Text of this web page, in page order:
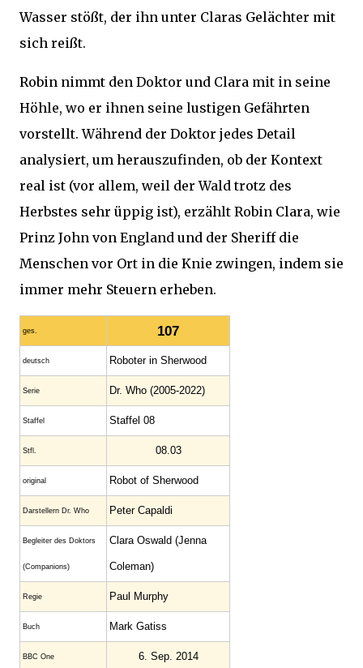
Wasser stößt, der ihn unter Claras Gelächter mit
sich reißt.
Robin nimmt den Doktor und Clara mit in seine
Höhle, wo er ihnen seine lustigen Gefährten
vorstellt. Während der Doktor jedes Detail
analysiert, um herauszufinden, ob der Kontext
real ist (vor allem, weil der Wald trotz des
Herbstes sehr üppig ist), erzählt Robin Clara, wie
Prinz John von England und der Sheriff die
Menschen vor Ort in die Knie zwingen, indem sie
immer mehr Steuern erheben.
ges. 107
deutsch Roboter in Sherwood
Serie Dr. Who (2005-2022)
Staffel Staffel 08
Stfl. 08.03
original Robot of Sherwood
Darstellern Dr. Who Peter Capaldi
Begleiter des Doktors
(Companions)
Clara Oswald (Jenna
Coleman)
Regie Paul Murphy
Buch Mark Gatiss
BBC One 6. Sep. 2014